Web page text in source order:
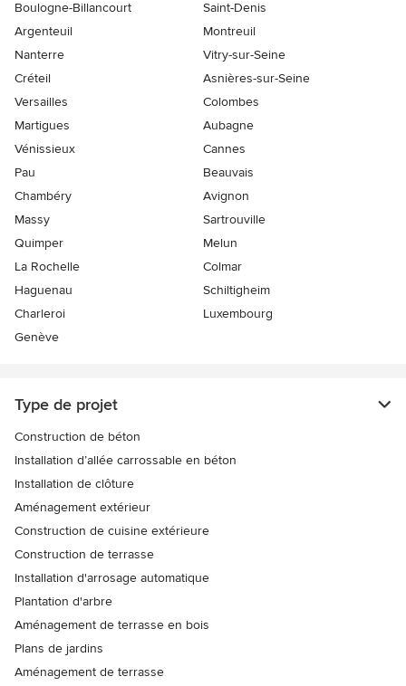
Boulogne-Billancourt
Saint-Denis
Argenteuil
Montreuil
Nanterre
Vitry-sur-Seine
Créteil
Asnières-sur-Seine
Versailles
Colombes
Martigues
Aubagne
Vénissieux
Cannes
Pau
Beauvais
Chambéry
Avignon
Massy
Sartrouville
Quimper
Melun
La Rochelle
Colmar
Haguenau
Schiltigheim
Charleroi
Luxembourg
Genève
Type de projet
Construction de béton
Installation d’allée carrossable en béton
Installation de clôture
Aménagement extérieur
Construction de cuisine extérieure
Construction de terrasse
Installation d'arrosage automatique
Plantation d'arbre
Aménagement de terrasse en bois
Plans de jardins
Aménagement de terrasse